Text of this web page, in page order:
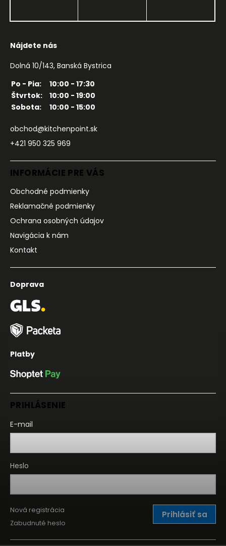
Nájdete nás
Dolná 10/143, Banská Bystrica
Po - Pia:
10:00 - 17:30
Štvrtok:
10:00 - 19:00
Sobota:
10:00 - 15:00
obchod@kitchenpoint.sk
+421 950 325 969
INFORMÁCIE PRE VÁS
Obchodné podmienky
Reklamačné podmienky
Ochrana osobných údajov
Navigácia k nám
Kontakt
Doprava
Platby
PRIHLÁSENIE
E-mail
Heslo
Prihlásiť sa
Nová registrácia
Zabudnuté heslo